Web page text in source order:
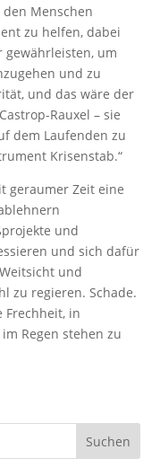
Menschen
zu helfen, dabei
um
und zu
und das wäre der
Rauxel – sie
dem Laufenden zu
Krisenstab.“
geraumer Zeit eine
und
und sich dafür
und
zu regieren. Schade.
Frechheit, in
Regen stehen zu